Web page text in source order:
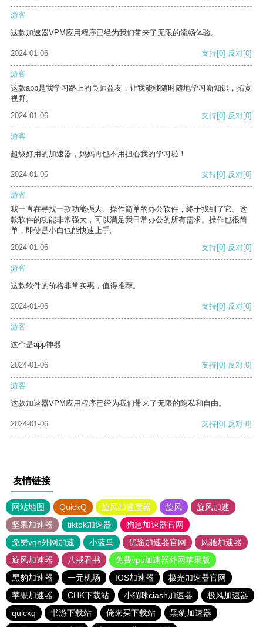
游客
这款加速器VPM应用程序已经为我们带来了无限的流畅体验。
2024-01-06 支持[0] 反对[0]
游客
这款app是我学习路上的良师益友，让我能够随时随地学习新知识，拓宽
视野。
2024-01-06
支持[0] 反对[0]
游客
超级好用的加速器，妈妈再也不用担心我的学习啦！
2024-01-06 支持[0] 反对[0]
游客
我一直在寻找一款功能强大、操作简单的办公软件，终于找到了它。这
款软件的功能非常强大，可以满足我日常办公的所有需求。操作也很简
单，即使是小白也能快速上手。
2024-01-06
支持[0] 反对[0]
游客
这款软件的价格非常实惠，值得推荐。
2024-01-06 支持[0] 反对[0]
游客
这个是app神器
2024-01-06 支持[0] 反对[0]
游客
这款加速器VPM应用程序已经为我们带来了无限的隐私和自由。
2024-01-06 支持[0] 反对[0]
友情链接
网站地图 QuickQ 旋风加速度器 旋风
旋风加速
坚果加速器
tiktok加速器
狗急加速器官网
免费vqn外网加速
小蓝鸟 优途加速器官网
风驰加速器
旋风加速器
八戒看书
免费vps加速器外网苹果版
黑豹加速器
一元机场 IOS加速器
极光加速器官网
苹果加速器
CHK下载站 小猫咪ciash加速器
极风加速器
quickq
书游下载站 俺来买下载站
黑豹加速器